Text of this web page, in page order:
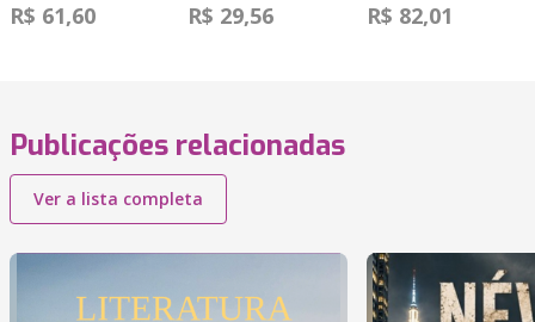
R$ 61,60 R$ 29,56 R$ 82,01
Publicações relacionadas
Ver a lista completa